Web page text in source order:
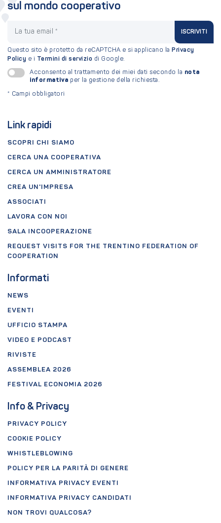
Link rapidi
SCOPRI CHI SIAMO
CERCA UNA COOPERATIVA
CERCA UN AMMINISTRATORE
CREA UN'IMPRESA
ASSOCIATI
LAVORA CON NOI
SALA INCOOPERAZIONE
REQUEST VISITS FOR THE TRENTINO FEDERATION OF
COOPERATION
Informati
NEWS
EVENTI
UFFICIO STAMPA
VIDEO E PODCAST
RIVISTE
ASSEMBLEA 2026
FESTIVAL ECONOMIA 2026
Info & Privacy
PRIVACY POLICY
COOKIE POLICY
WHISTLEBLOWING
POLICY PER LA PARITÀ DI GENERE
INFORMATIVA PRIVACY EVENTI
INFORMATIVA PRIVACY CANDIDATI
NON TROVI QUALCOSA?
sul mondo cooperativo
ISCRIVITI
Questo sito è protetto da reCAPTCHA e si applicano la Privacy
Policy e i Termini di servizio di Google.
Acconsento al trattamento dei miei dati secondo la nota
informativa per la gestione della richiesta.
* Campi obbligatori